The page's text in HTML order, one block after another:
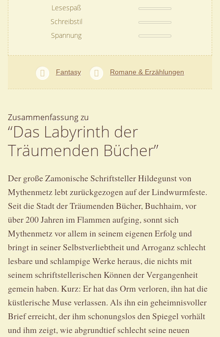
Lesespaß
Schreibstil
Spannung
Fantasy Romane & Erzählungen
Zusammenfassung zu
“Das Labyrinth der
Träumenden Bücher”
Der große Zamonische Schriftsteller Hildegunst von
Mythenmetz lebt zurückgezogen auf der Lindwurmfeste.
Seit die Stadt der Träumenden Bücher, Buchhaim, vor
über 200 Jahren im Flammen aufging, sonnt sich
Mythenmetz vor allem in seinem eigenen Erfolg und
bringt in seiner Selbstverliebtheit und Arroganz schlecht
lesbare und schlampige Werke heraus, die nichts mit
seinem schriftstellerischen Können der Vergangenheit
gemein haben. Kurz: Er hat das Orm verloren, ihn hat die
küstlerische Muse verlassen. Als ihn ein geheimnisvoller
Brief erreicht, der ihm schonungslos den Spiegel vorhält
und ihm zeigt, wie abgrundtief schlecht seine neuen